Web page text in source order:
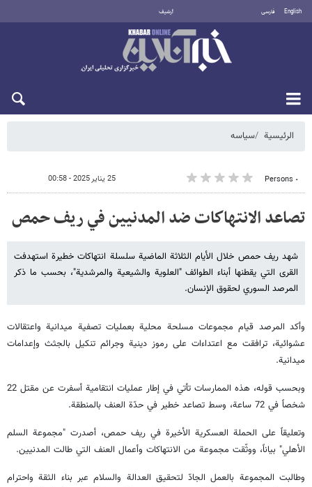
English فارسی أرشيف
الرئيسية سیاسه
٠ Persons 25 يناير 2025 - 00:58
تصاعد الانتهاكات ضد المدنيين في ريف حمص
شهد ريف حمص خلال الأيام الثلاثة الماضية سلسلة انتهاكات خطيرة استهدفت
القرى التي يقطنها أبناء الطوائف "العلوية والشيعية والمرشدية"، بحسب ما ذكر
المرصد السوري لحقوق الإنسان.
وأكد المرصد قيام مجموعات مسلحة محلية بعمليات تصفية ميدانية واعتقالات
عشوائية، ترافقت مع اعتداءات على رموز دينية وجرائم تنكيل بالجثث وإعدامات
ميدانية.
وبحسب قوله، هذه الممارسات تأتي في إطار عمليات انتقامية أسفرت عن مقتل 22
شخصاً في 72 ساعة، وسط تصاعد خطير في حدّة العنف بالمنطقة.
وتعليقاً على الحملة العسكرية الأخيرة في ريف حمص، أصدرت "مجموعة السلم
الأهلي" بياناً، ووثّقت مجموعة من الانتهاكات وأعمال العنف التي طالت المدنيين.
وطالبت المجموعة بالعمل الجادّ لتحقيق العدالة والسلام عبر بناء الثقة واحترام